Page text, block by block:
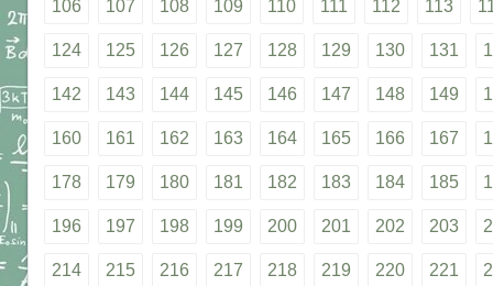
106 107 108 109 110 111 112 113
124 125 126 127 128 129 130 131
142 143 144 145 146 147 148 149
160 161 162 163 164 165 166 167
178 179 180 181 182 183 184 185
196 197 198 199 200 201 202 203
214 215 216 217 218 219 220 221